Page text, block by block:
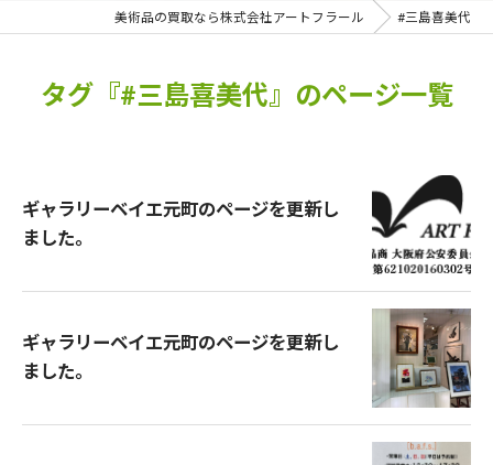
美術品の買取なら株式会社アートフラール #三島喜美代
タグ『#三島喜美代』のページ一覧
ギャラリーベイエ元町のページを更新し
ました。
ギャラリーベイエ元町のページを更新し
ました。